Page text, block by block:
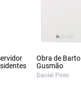
Obra de
Gusmão
Daniel Pires